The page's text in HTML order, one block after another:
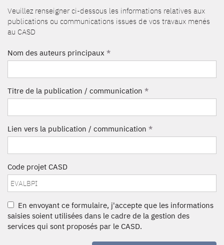
Veuillez renseigner ci-dessous les informations relatives aux
publications ou communications issues de vos travaux menés
au CASD
Nom des auteurs principaux *
Titre de la publication / communication *
Lien vers la publication / communication *
Code projet CASD
En envoyant ce formulaire, j'accepte que les informations
saisies soient utilisées dans le cadre de la gestion des
services qui sont proposés par le CASD.